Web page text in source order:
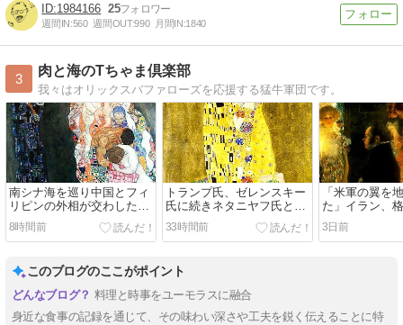
1984166 25
週間IN:560 週間OUT:990 月間IN:1840
3
肉と海のTちゃま倶楽部
我々はオリックスバファローズを応援する猛牛軍団です。
南シナ海を巡り中国とフィ
リピンの外相が交わした抗
議の応酬
8時間前
トランプ氏、ゼレンスキー
氏に続きネタニヤフ氏と会
談へ
33時間前
「米軍の翼を
た」イラン、
など米軍機11
表
3日前
このブログのここがポイント
料理と時事をユーモラスに融合
身近な食事の記録を通じて、その味わい深さや工夫を鋭く伝えることに特